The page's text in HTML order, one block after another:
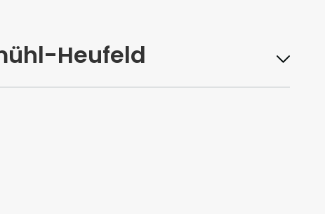
Heufeld